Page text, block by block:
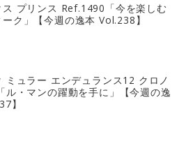
ス プリンス Ref.1490「今を楽しむ
ク」【今週の逸本 Vol.238】
ミュラー エンデュランス12 クロノ
ル・マンの躍動を手に」【今週の逸
】